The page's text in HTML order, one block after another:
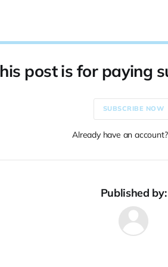
post is for paying
SUBSCRIBE NOW
Already have an
Published by: